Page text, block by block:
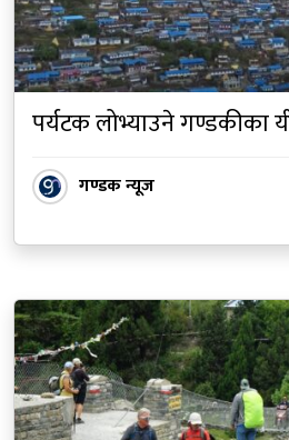
पर्यटक लोभ्याउने गण्डकीका
गण्डक न्यूज